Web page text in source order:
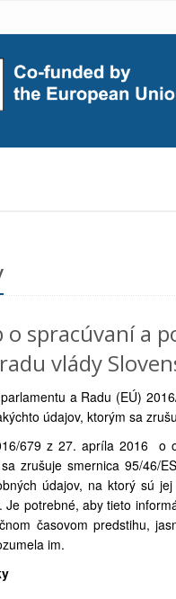
spracúvaní a
vlády
a Radu (EÚ)
údajov, ktorým sa
679 z 27. apríla 2016 o
zrušuje smernica 95/46/
údajov, na ktorý sú
potrebné, aby tieto
časovom predstihu,
im.